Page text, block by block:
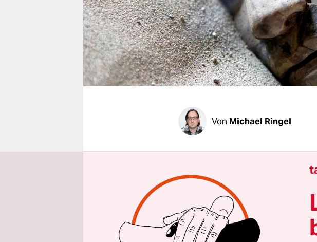
shop
fragen & hilfe
unterstützen
abo
genossenschaft
Von Michael Ringel
Die Welt ist erschüttert! Der
Aiwanger Hubert, der Hubsi,
Süddeutsche Zeitung
am
Flugblatt aus Schülerzeiten
übelstem antisemitischen